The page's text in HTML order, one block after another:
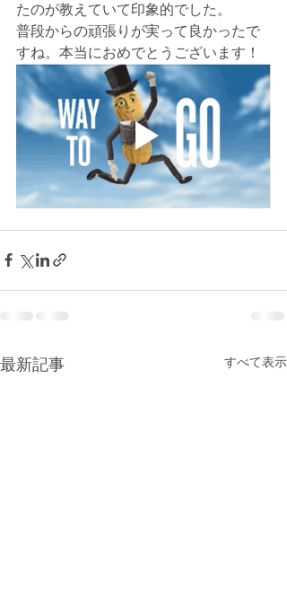
たのが教えていて印象的でした。
普段からの頑張りが実って良かったで
すね。本当におめでとうございます！
最新記事 すべて表示